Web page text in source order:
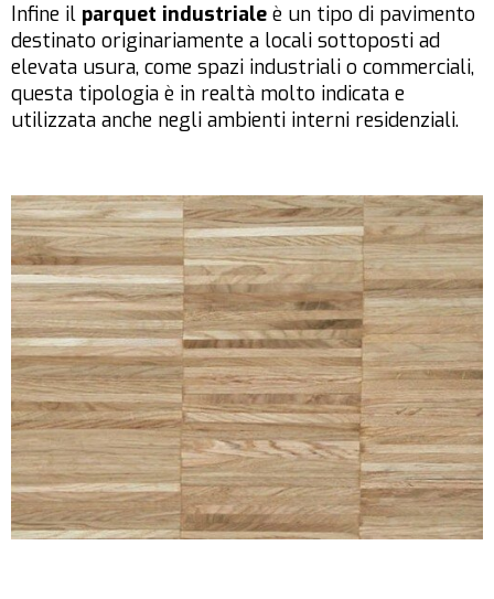
Infine il parquet industriale è un tipo di pavimento
destinato originariamente a locali sottoposti ad
elevata usura, come spazi industriali o commerciali,
questa tipologia è in realtà molto indicata e
utilizzata anche negli ambienti interni residenziali.